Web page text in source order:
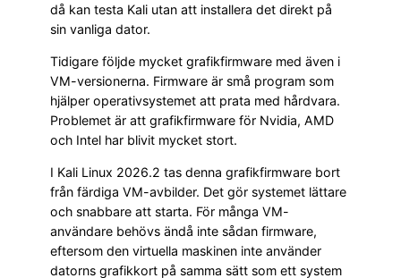
då kan testa Kali utan att installera det direkt på
sin vanliga dator.
Tidigare följde mycket grafikfirmware med även i
VM-versionerna. Firmware är små program som
hjälper operativsystemet att prata med hårdvara.
Problemet är att grafikfirmware för Nvidia, AMD
och Intel har blivit mycket stort.
I Kali Linux 2026.2 tas denna grafikfirmware bort
från färdiga VM-avbilder. Det gör systemet lättare
och snabbare att starta. För många VM-
användare behövs ändå inte sådan firmware,
eftersom den virtuella maskinen inte använder
datorns grafikkort på samma sätt som ett system